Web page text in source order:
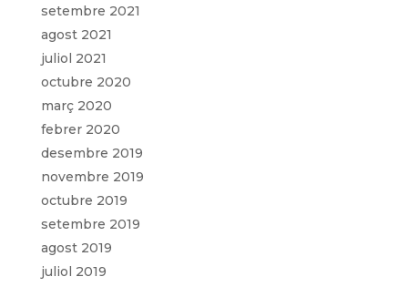
setembre 2021
agost 2021
juliol 2021
octubre 2020
març 2020
febrer 2020
desembre 2019
novembre 2019
octubre 2019
setembre 2019
agost 2019
juliol 2019